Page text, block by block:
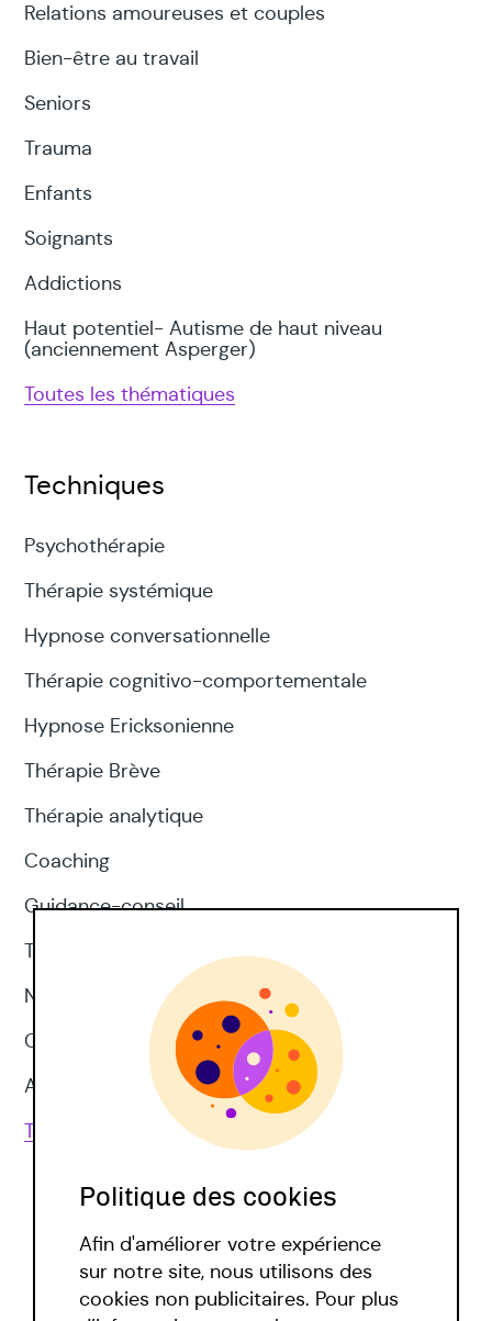
Relations amoureuses et couples
Bien-être au travail
Seniors
Trauma
Enfants
Soignants
Addictions
Haut potentiel- Autisme de haut niveau
(anciennement Asperger)
Toutes les thématiques
Techniques
Psychothérapie
Thérapie systémique
Hypnose conversationnelle
Thérapie cognitivo-comportementale
Hypnose Ericksonienne
Thérapie Brève
Thérapie analytique
Coaching
Guidance-conseil
Thérapie d'acceptation et d'engagement
Neuropsychologie
CNV
Approches corporelles
Toutes les techniques
Politique des cookies
Afin d'améliorer votre expérience
sur notre site, nous utilisons des
cookies non publicitaires. Pour plus